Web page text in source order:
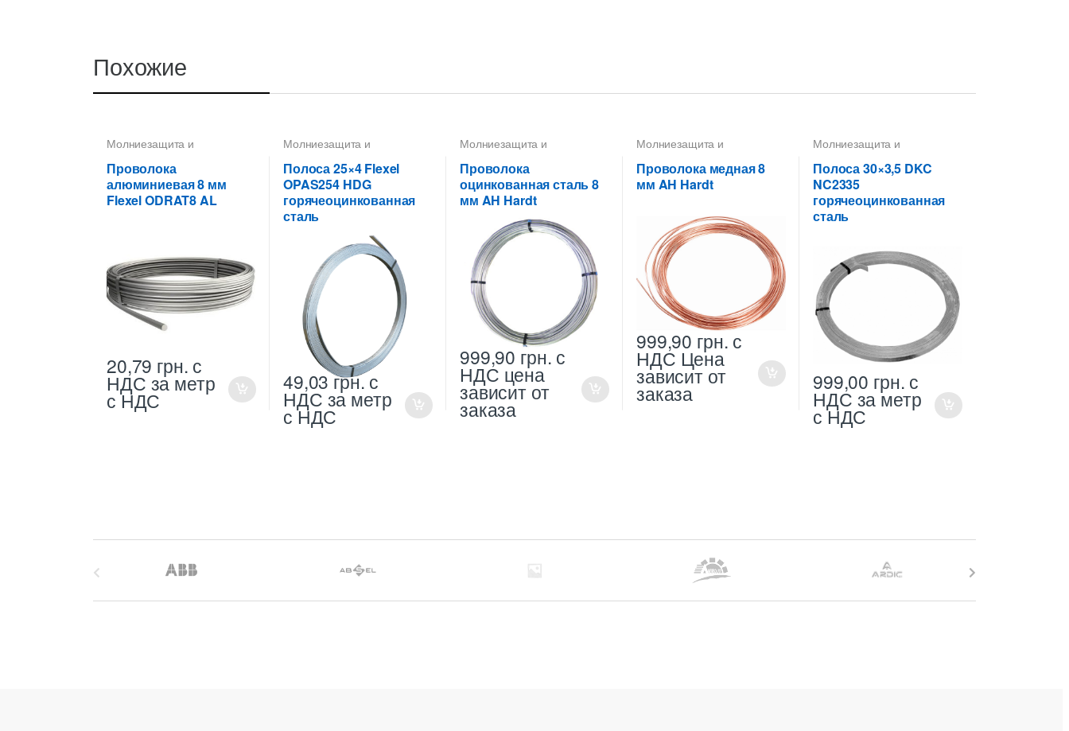
Похожие
Молниезащита и
заземление,
Пруток-катанка 8 мм
Проволока
алюминиевая 8 мм
Flexel ODRAT8 AL
20,79 грн. с
НДС за метр
с НДС
Молниезащита и
заземление,
Полоса 25X4,Проводники
Полоса 25×4 Flexel
OPAS254 HDG
горячеоцинкованная
сталь
49,03грн.с
НДС за метр
с НДС
Молниезащита и
заземление,
Пруток-катанка 8 мм
Проволока
оцинкованная сталь 8
мм AH Hardt
999,90 грн. с
НДС цена
зависит от
заказа
Молниезащита и
заземление,
Пруток-катанка 8 мм
Проволока медная 8
мм AH Hardt
999,90 грн. с
НДС Цена
зависит от
заказа
Молниезащита и
заземление,
Полоса 30X3,5,Проводники
Полоса 30×3,5 DKC
NC2335
горячеоцинкованная
сталь
999,00 грн. с
НДС за метр
с НДС